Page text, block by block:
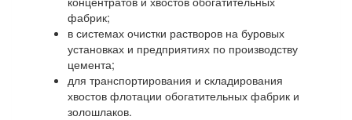
фабрик;
в системах очистки растворов на буровых
установках и предприятиях по производству
цемента;
для транспортирования и складирования
хвостов флотации обогатительных фабрик и
золошлаков.